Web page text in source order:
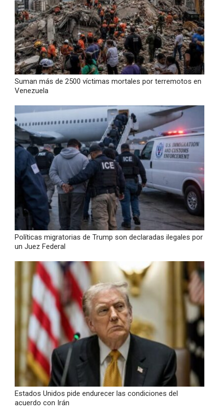
Suman más de 2500 víctimas mortales por terremotos en
Venezuela
Políticas migratorias de Trump son declaradas ilegales por
un Juez Federal
Estados Unidos pide endurecer las condiciones del
acuerdo con Irán